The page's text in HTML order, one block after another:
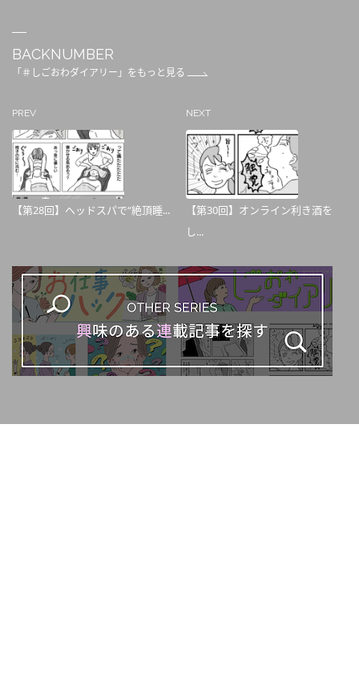
BACKNUMBER
「＃しごおわダイアリー」をもっと見る
PREV
【第28回】ヘッドスパで“絶頂睡...
NEXT
【第30回】オンライン利き酒を
し...